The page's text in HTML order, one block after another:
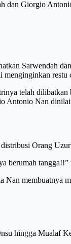
dan Giorgio
Sarwendah
restu
telah
Antonio Nan
Orang
berumah
hingga Mualaf